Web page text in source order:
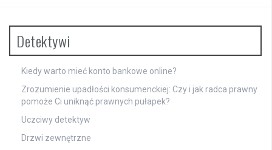
Detektywi
Kiedy warto mieć konto bankowe online?
Zrozumienie upadłości konsumenckiej: Czy i jak radca prawny
pomoże Ci uniknąć prawnych pułapek?
Uczciwy detektyw
Drzwi zewnętrzne